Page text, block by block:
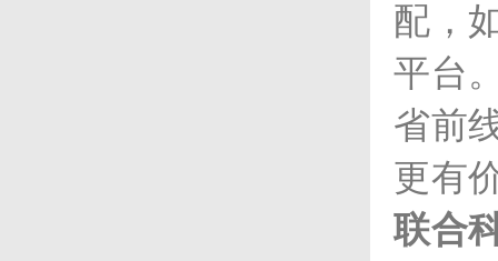
配，
平台
省前
更有
联合